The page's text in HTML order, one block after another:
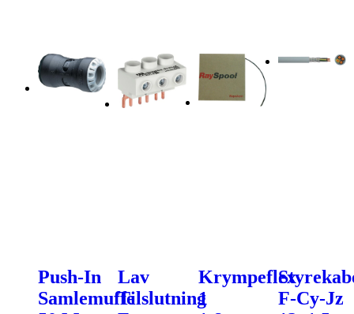
Push-In
Samlemuffe
Lav
Tilslutning
Krympeflex
1
F-Cy-Jz